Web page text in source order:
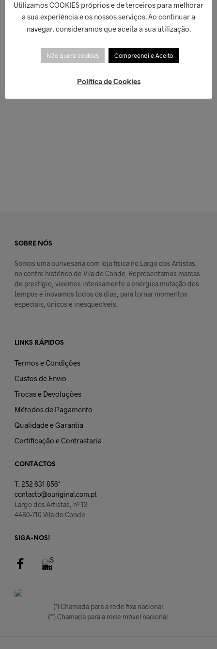
70,00
€110,00
LER MAIS
SOBRE NÓS
Somos uma ourivesaria com loja física no Largo dos Artistas,
no centro histórico de Vila do Conde. Representamos marcas
de prestígio, vivemos intensamente a enérgica mutação dos
tempos e inovamos todos os dias, para tornar momentos
especiais, únicos e inesquecíveis.
LINKS RÁPIDOS
Termos e Condições
Custos de Envio
Trocas e Devoluções
Métodos de Pagamento
Qualidade e Garantia
Certificação e Contrastaria
CONTACTOS
T. 252 631 856*
contacto@ouriginal.com.pt
Largo dos Artistas, nº 13
4480-710 Vila do Conde
SIGA-NOS!
(*) Chamada para a rede fixa nacional.
(**) Chamada para a rede móvel nacional.
Utilizamos COOKIES próprios e de terceiros para melhorar
a sua experiência e os nossos serviços. Ao continuar a
navegar, consideramos que aceita a sua utilização.
Não quero cookies Compreendi e Aceito
Política de Cookies